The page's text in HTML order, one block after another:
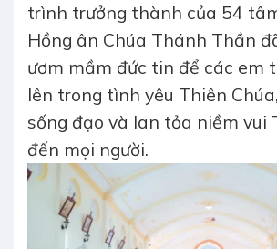
trình trưởng thành của 54
Hồng ân Chúa Thánh Thần
ươm mầm đức tin để các em
lên trong tình yêu Thiên
sống đạo và lan tỏa niềm vui
đến mọi người.